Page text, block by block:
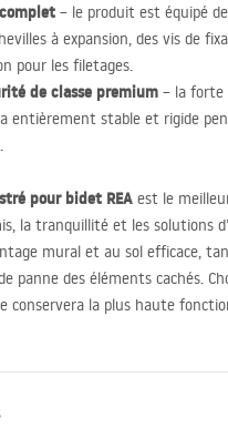
– le produit est équipé
à expansion, des vis de
pour les filetages.
de classe premium – la forte
entièrement stable et rigide
pour bidet REA est le
la tranquillité et les solutions
mural et au sol efficace,
panne des éléments cachés.
conservera la plus haute